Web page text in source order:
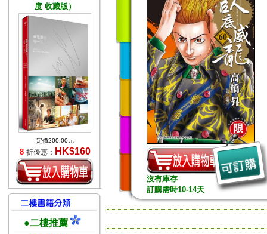
度 收藏版）
定價200.00元
8 折優惠： HK$160
●二樓推薦
沒有庫存
訂購需時10-14天